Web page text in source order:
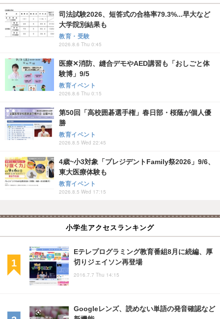
司法試験2026、短答式の合格率79.3%...早大など
大学院別結果も
教育・受験
2026.8.6 Thu 0:45
医療✕消防、縫合デモやAED講習も「おしごと体
験博」9/5
教育イベント
2026.8.6 Thu 0:15
第50回「高校囲碁選手権」春日部・桜蔭が個人優
勝
教育イベント
2026.8.5 Wed 22:45
4歳~小3対象「プレジデントFamily祭2026」9/6、
東大医療体験も
教育イベント
2026.8.5 Wed 17:15
小学生アクセスランキング
Eテレプログラミング教育番組8月に続編、厚
切りジェイソン再登場
2016.7.7 Thu 14:15
Googleレンズ、読めない単語の発音確認など